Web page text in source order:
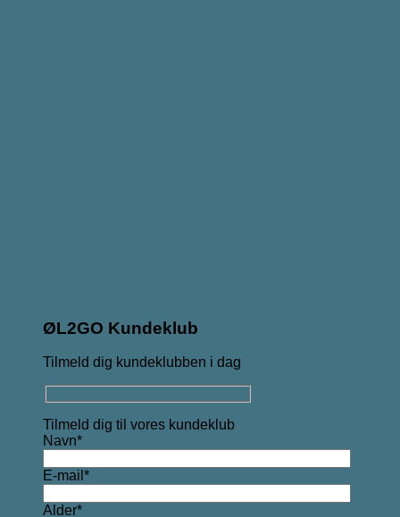
ØL2GO Kundeklub
Tilmeld dig kundeklubben i dag
Tilmeld dig til vores kundeklub
Navn*
E-mail*
Alder*